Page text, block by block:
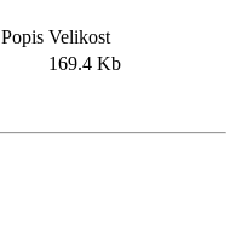
Popis Velikost
169.4 Kb